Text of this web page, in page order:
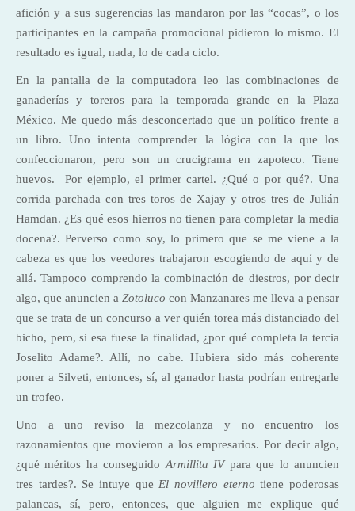
afición y a sus sugerencias las mandaron por las “cocas”, o los
participantes en la campaña promocional pidieron lo mismo. El
resultado es igual, nada, lo de cada ciclo.
En la pantalla de la computadora leo las combinaciones de
ganaderías y toreros para la temporada grande en la Plaza
México. Me quedo más desconcertado que un político frente a
un libro. Uno intenta comprender la lógica con la que los
confeccionaron, pero son un crucigrama en zapoteco. Tiene
huevos. Por ejemplo, el primer cartel. ¿Qué o por qué?. Una
corrida parchada con tres toros de Xajay y otros tres de Julián
Hamdan. ¿Es qué esos hierros no tienen para completar la media
docena?. Perverso como soy, lo primero que se me viene a la
cabeza es que los veedores trabajaron escogiendo de aquí y de
allá. Tampoco comprendo la combinación de diestros, por decir
algo, que anuncien a Zotoluco con Manzanares me lleva a pensar
que se trata de un concurso a ver quién torea más distanciado del
bicho, pero, si esa fuese la finalidad, ¿por qué completa la tercia
Joselito Adame?. Allí, no cabe. Hubiera sido más coherente
poner a Silveti, entonces, sí, al ganador hasta podrían entregarle
un trofeo.
Uno a uno reviso la mezcolanza y no encuentro los
razonamientos que movieron a los empresarios. Por decir algo,
¿qué méritos ha conseguido Armillita IVpara que lo anuncien
tres tardes?. Se intuye que El novillero eterno tiene poderosas
palancas, sí, pero, entonces, que alguien me explique qué